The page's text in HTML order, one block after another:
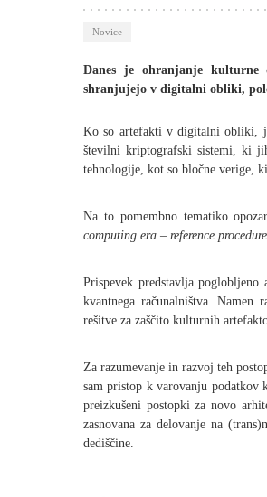
Novice
Danes je ohranjanje kulturne
shranjujejo v digitalni obliki,
Ko so artefakti v digitalni obliki,
številni kriptografski sistemi, ki
tehnologije, kot so bločne verige,
Na to pomembno tematiko
computing era – reference
Prispevek predstavlja
kvantnega računalništva.
rešitve za zaščito kulturnih
Za razumevanje in razvoj teh
sam pristop k varovanju
preizkušeni postopki za novo
zasnovana za delovanje na
dediščine.